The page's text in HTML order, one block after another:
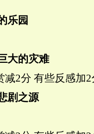
乐园
大的灾难
减2分 有些反感加2
剧之源